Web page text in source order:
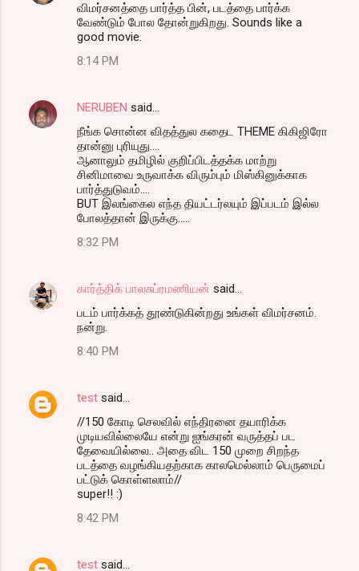
விமர்சனத்தை பார்த்த பின், படத்தை பார்க்க
வேண்டும் போல தோன்றுகிறது. Sounds like a
good movie.
8:14 PM
NERUBEN said…
நீங்க சொன்ன விதத்துல கதைட THEME கிகிஜிரோ
தான்னு புரியுது....
ஆனாலும் தமிழில் குறிப்பிடத்தக்க மாற்று
சினிமாவை உருவாக்க விரும்பும் மிஸ்கினுக்காக
பார்த்துடுவம்....
BUT இலங்கைல எந்த தியட்டர்லயும் இப்படம் இல்ல
போலத்தான் இருக்கு.....
8:32 PM
கார்த்திக் பாலசுப்ரமணியன் said…
படம் பார்க்கத் தூண்டுகின்றது உங்கள் விமர்சனம்.
நன்று.
8:40 PM
test said…
//150 கோடி செலவில் எந்திரனை தயாரிக்க
முடியவில்லையே என்று ஐங்கரன் வருத்தப் பட
தேவையில்லை.. அதை விட 150 முறை சிறந்த
படத்தை வழங்கியதற்காக காலமெல்லாம் பெருமைப்
பட்டுக் கொள்ளலாம்//
super!! :)
8:42 PM
test said…